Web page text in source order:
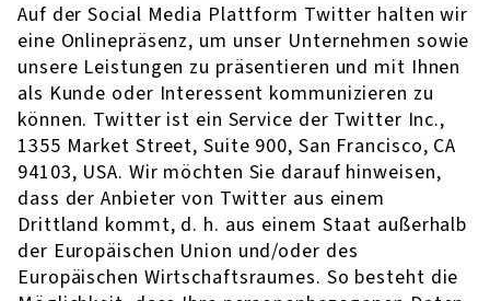
Auf der Social Media Plattform Twitter halten wir
eine Onlinepräsenz, um unser Unternehmen sowie
unsere Leistungen zu präsentieren und mit Ihnen
als Kunde oder Interessent kommunizieren zu
können. Twitter ist ein Service der Twitter Inc.,
1355 Market Street, Suite 900, San Francisco, CA
94103, USA. Wir möchten Sie darauf hinweisen,
dass der Anbieter von Twitter aus einem
Drittland kommt, d. h. aus einem Staat außerhalb
der Europäischen Union und/oder des
Europäischen Wirtschaftsraumes. So besteht die